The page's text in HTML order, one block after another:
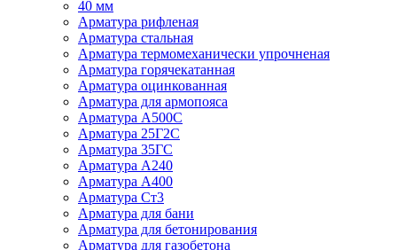
40 мм
Арматура рифленая
Арматура стальная
Арматура термомеханически упрочненая
Арматура горячекатанная
Арматура оцинкованная
Арматура для армопояса
Арматура A500С
Арматура 25Г2С
Арматура 35ГС
Арматура А240
Арматура А400
Арматура Ст3
Арматура для бани
Арматура для бетонирования
Арматура для газобетона